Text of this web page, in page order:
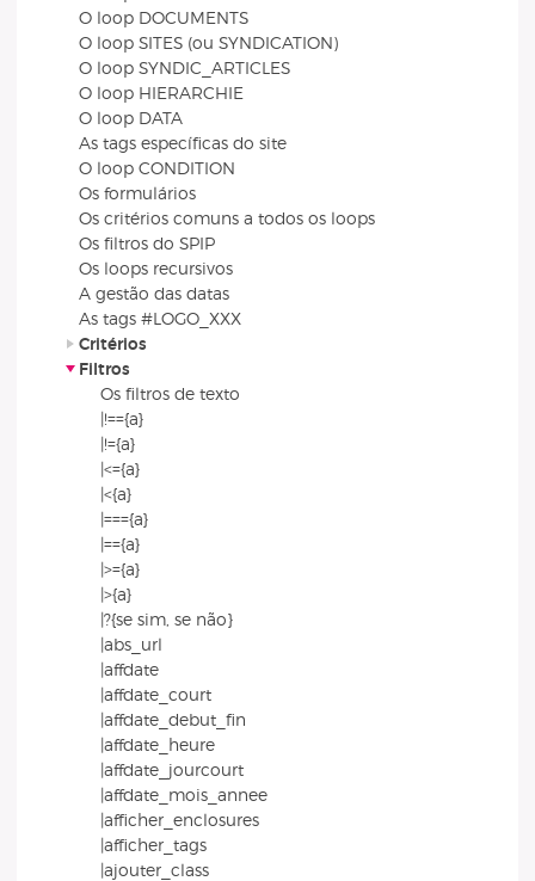
O loop DOCUMENTS
O loop SITES (ou SYNDICATION)
O loop SYNDIC_ARTICLES
O loop HIERARCHIE
O loop DATA
As tags específicas do site
O loop CONDITION
Os formulários
Os critérios comuns a todos os loops
Os filtros do SPIP
Os loops recursivos
A gestão das datas
As tags #LOGO_XXX
Critérios
Filtros
Os filtros de texto
|!=={a}
|!={a}
|<={a}
|<{a}
|==={a}
|=={a}
|>={a}
|>{a}
|?{se sim, se não}
|abs_url
|affdate
|affdate_court
|affdate_debut_fin
|affdate_heure
|affdate_jourcourt
|affdate_mois_annee
|afficher_enclosures
|afficher_tags
|ajouter_class